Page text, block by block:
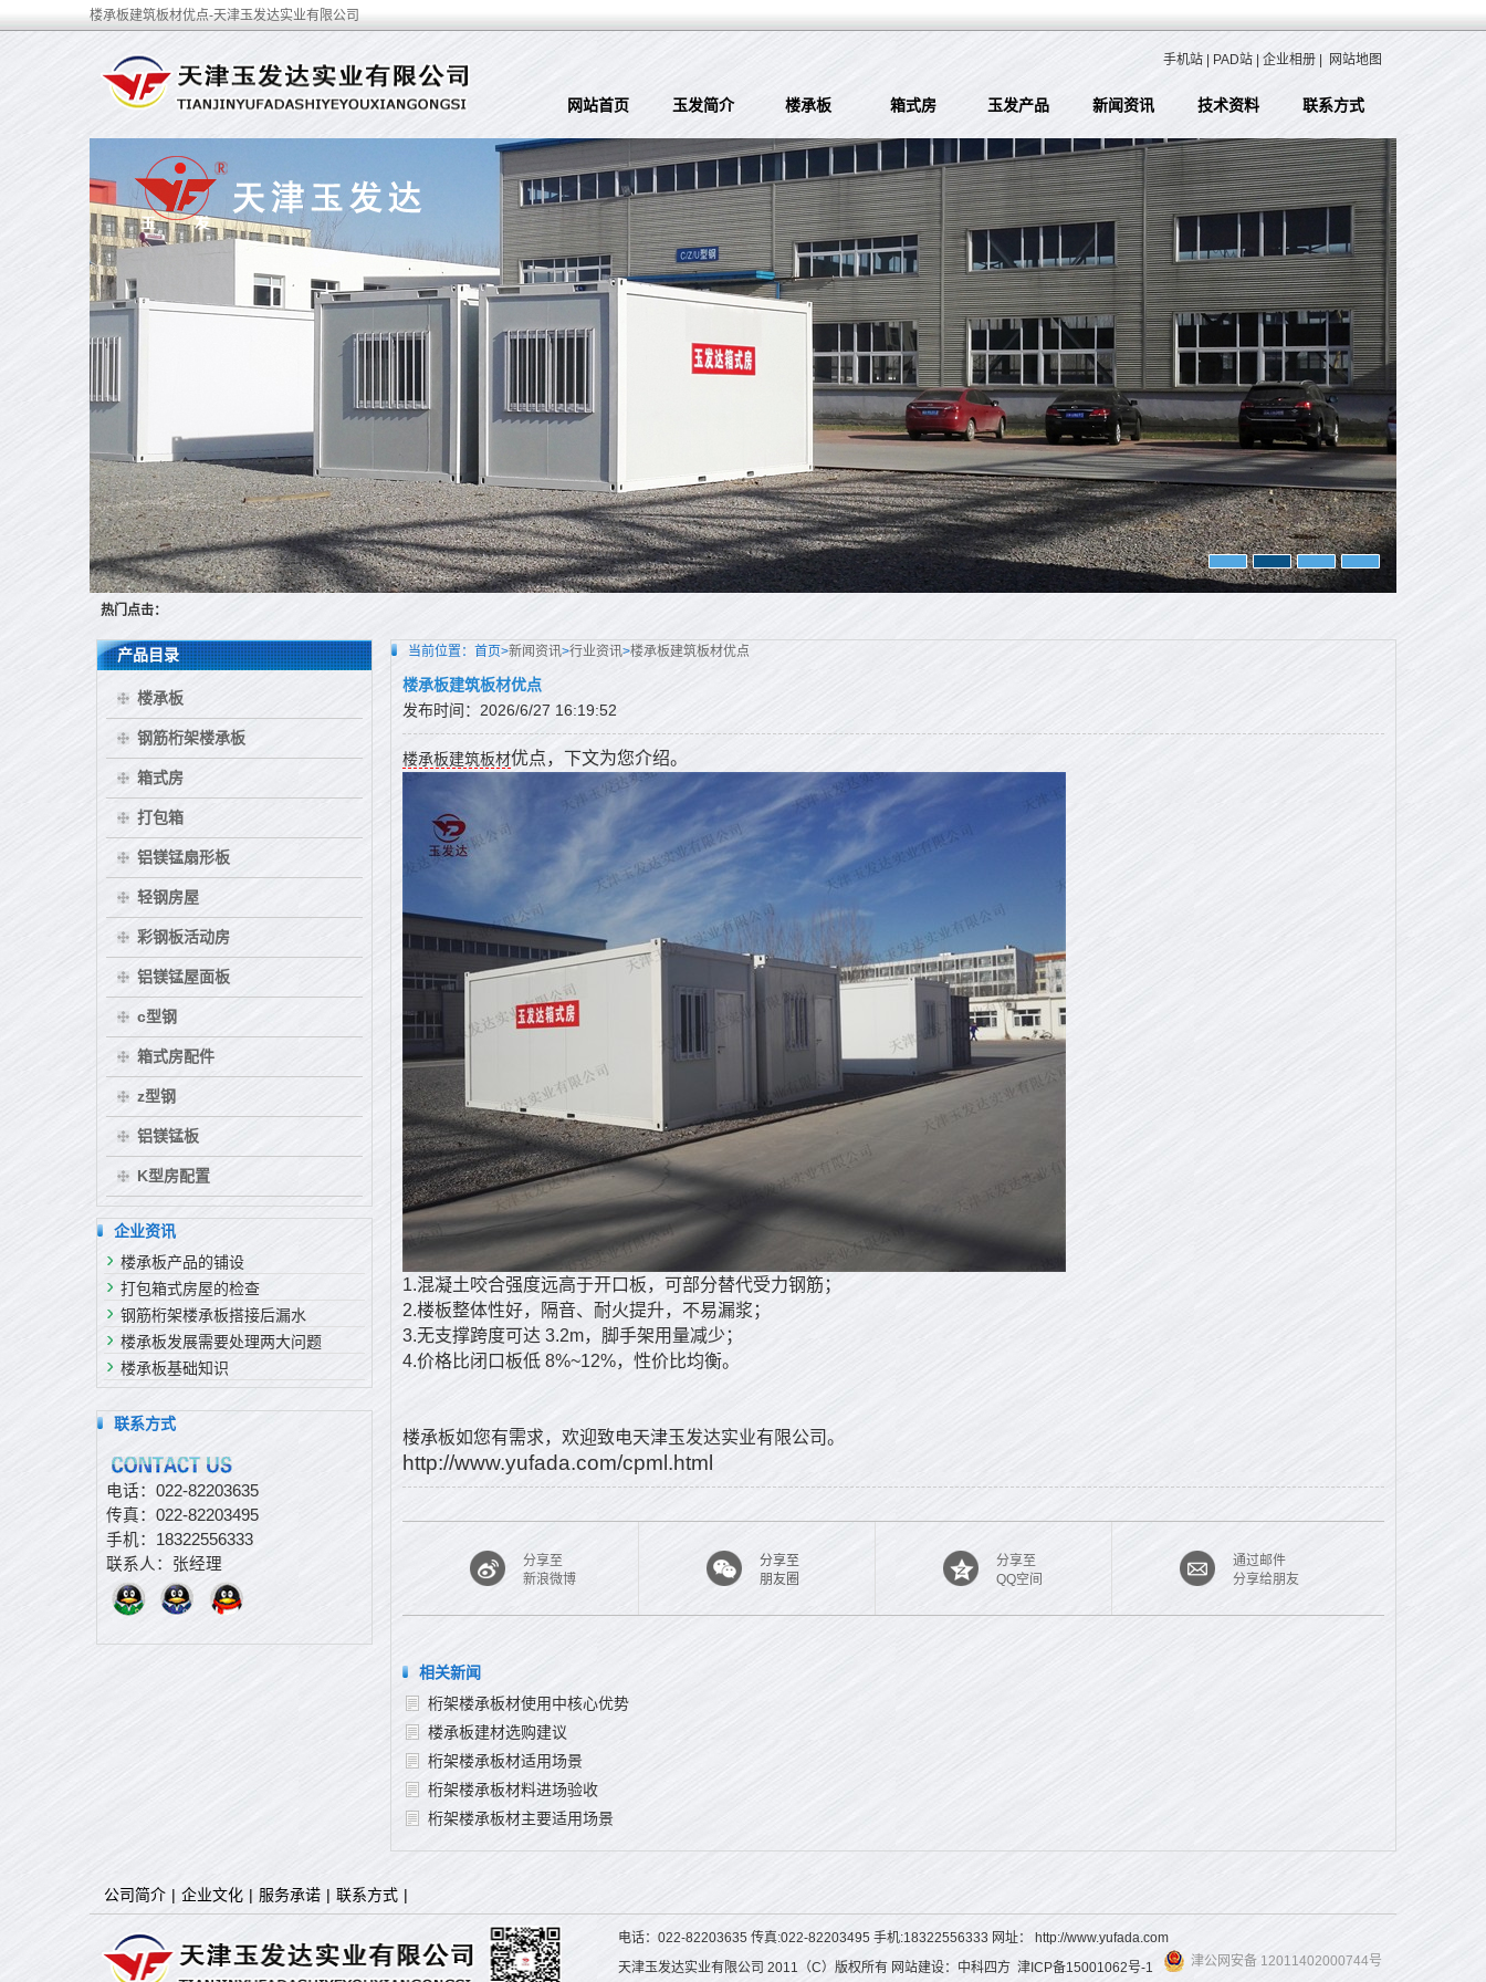
楼承板建筑板材优点-天津玉发达实业有限公司
手机站 PAD站 企业相册 网站地图
网站首页 玉发简介 楼承板 箱式房 玉发产品 新闻资讯 技术资料 联系方式
热门点击：
当前位置： 首页>新闻资讯>行业资讯>楼承板建筑板材优点
楼承板建筑板材优点
发布时间：2026/6/27 16:19:52
楼承板建筑板材优点，下文为您介绍。
1.混凝土咬合强度远高于开口板，可部分替代受力钢筋；
2.楼板整体性好，隔音、耐火提升，不易漏浆；
3.无支撑跨度可达 3.2m，脚手架用量减少；
4.价格比闭口板低 8%~12%，性价比均衡。
楼承板如您有需求，欢迎致电天津玉发达实业有限公司。
http://www.yufada.com/cpml.html
分享至
新浪微博
分享至
朋友圈
分享至
QQ空间
通过邮件
分享给朋友
相关新闻
桁架楼承板材使用中核心优势
楼承板建材选购建议
桁架楼承板材适用场景
桁架楼承板材料进场验收
桁架楼承板材主要适用场景
产品目录
楼承板
钢筋桁架楼承板
箱式房
打包箱
铝镁锰扇形板
轻钢房屋
彩钢板活动房
铝镁锰屋面板
c型钢
箱式房配件
z型钢
铝镁锰板
K型房配置
企业资讯
楼承板产品的铺设
打包箱式房屋的检查
钢筋桁架楼承板搭接后漏水
楼承板发展需要处理两大问题
楼承板基础知识
联系方式
电话：022-82203635
传真：022-82203495
手机：18322556333
联系人：张经理
公司简介 | 企业文化 | 服务承诺 | 联系方式 |
电话：022-82203635 传真:022-82203495 手机:18322556333 网址：
http://www.yufada.com
天津玉发达实业有限公司 2011（C）版权所有 网站建设：中科四方 津ICP备15001062号-1 津公网安备 12011402000744号